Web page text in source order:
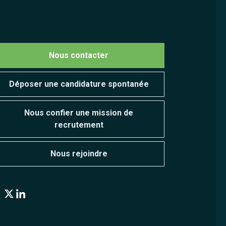
Nous contacter
Déposer une candidature spontanée
Nous confier une mission de
recrutement
Nous rejoindre